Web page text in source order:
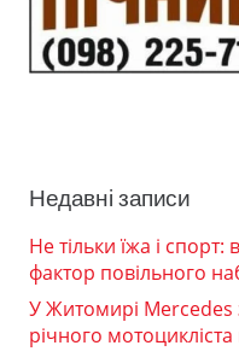
Недавні записи
Не тільки їжа і
фактор повільного
У Житомирі Mercedes
річного мотоцикліста